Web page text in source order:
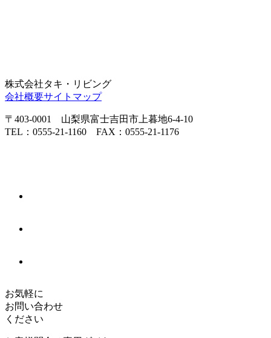
株式会社タキ・リビング
会社概要サイトマップ
〒403-0001 山梨県富士吉田市上暮地6-4-10
TEL：0555-21-1160 FAX：0555-21-1176
お気軽に
お問い合わせ
ください